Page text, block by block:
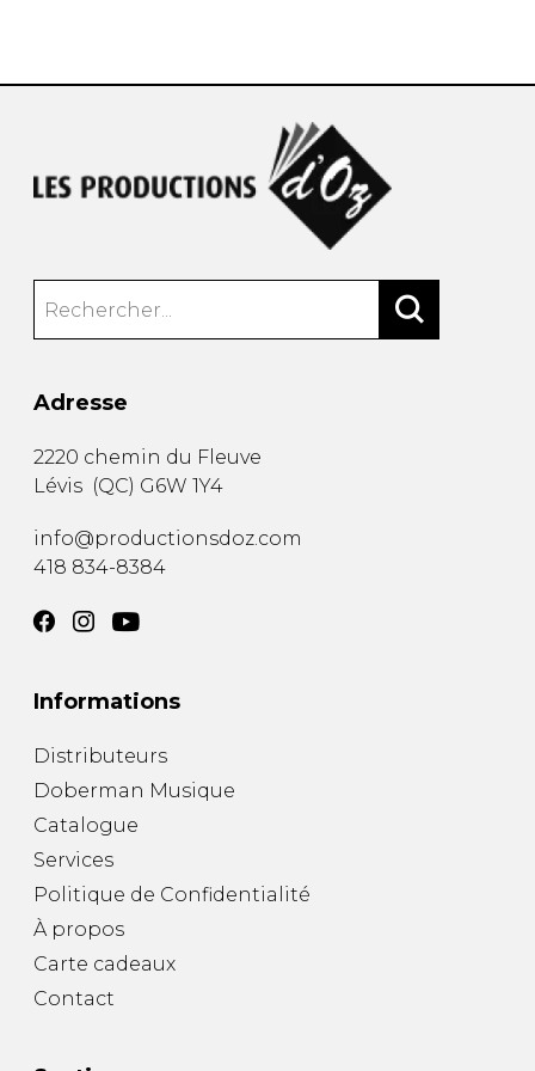
Adresse
2220 chemin du Fleuve
Lévis (QC) G6W 1Y4
info@productionsdoz.com
418 834-8384
Informations
Distributeurs
Doberman Musique
Catalogue
Services
Politique de Confidentialité
À propos
Carte cadeaux
Contact